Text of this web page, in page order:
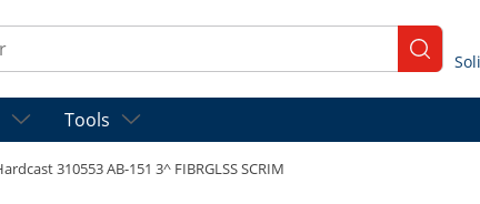
submit
Tools
310553 AB-151 3^ FIBRGLSS SCRIM